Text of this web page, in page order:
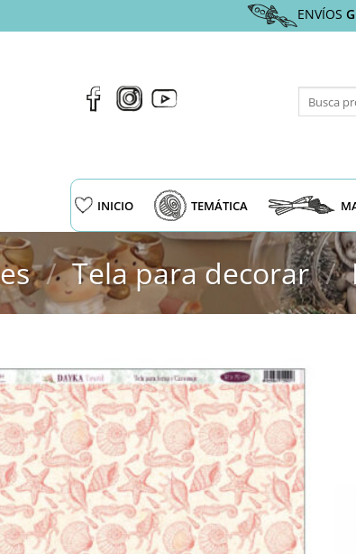
ENVÍOS
por:
INICIO TEMÁTICA
/ Tela para decorar /